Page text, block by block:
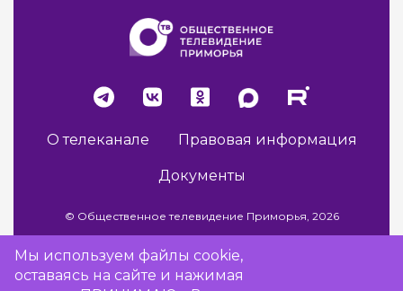
О телеканале Правовая информация
Документы
© Общественное телевидение Приморья, 2026
Разработка сайта -Vladweb
Мы используем файлы cookie,
оставаясь на сайте и нажимая